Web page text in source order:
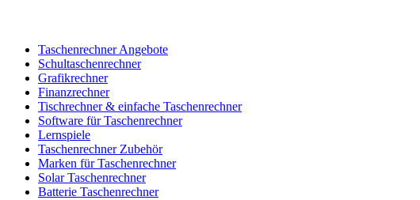
Taschenrechner Angebote
Schultaschenrechner
Grafikrechner
Finanzrechner
Tischrechner & einfache Taschenrechner
Software für Taschenrechner
Lernspiele
Taschenrechner Zubehör
Marken für Taschenrechner
Solar Taschenrechner
Batterie Taschenrechner